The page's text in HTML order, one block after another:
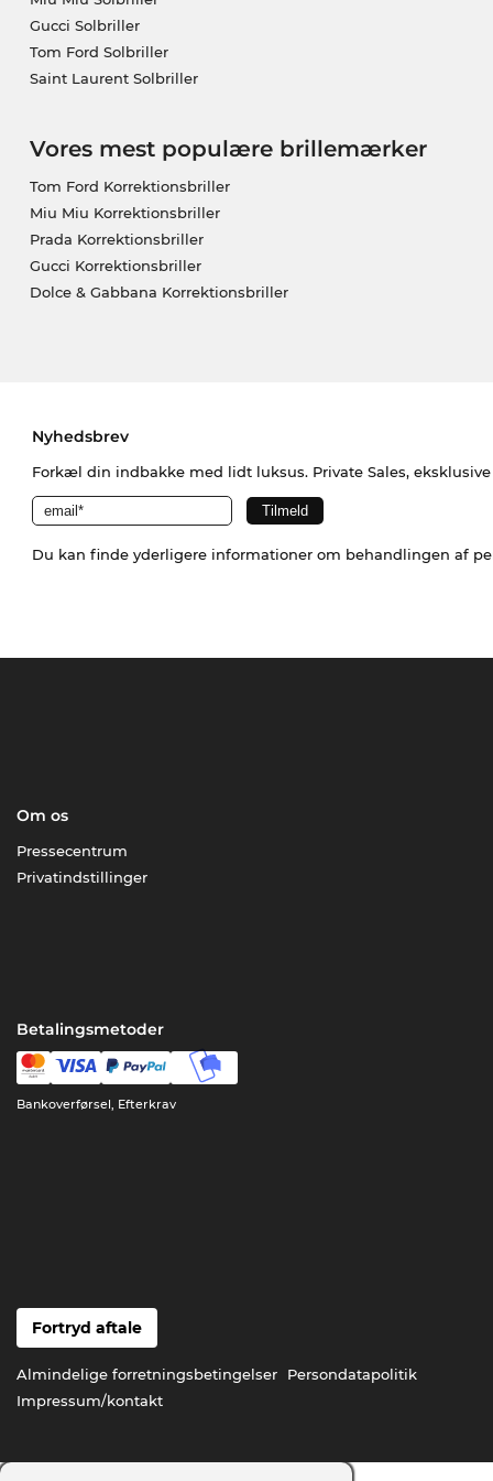
Gucci Solbriller
Tom Ford Solbriller
Saint Laurent Solbriller
Vores mest populære brillemærker
Tom Ford Korrektionsbriller
Miu Miu Korrektionsbriller
Prada Korrektionsbriller
Gucci Korrektionsbriller
Dolce & Gabbana Korrektionsbriller
Nyhedsbrev
Forkæl din indbakke med lidt luksus. Private Sales,
Du kan finde yderligere informationer om behandlingen af
Om os
Pressecentrum
Privatindstillinger
Betalingsmetoder
Bankoverførsel, Efterkrav
Fortryd aftale
Almindelige forretningsbetingelser
Persondatapolitik
Impressum/kontakt